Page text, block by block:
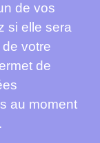
de vos
si elle sera
votre
de
au moment